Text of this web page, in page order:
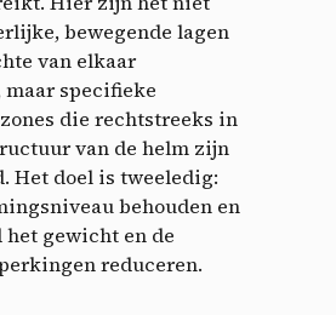
bewegende lagen
van elkaar
specifieke
die rechtstreeks in
van de helm zijn
Het doel is tweeledig:
behouden en
gewicht en de
reduceren.